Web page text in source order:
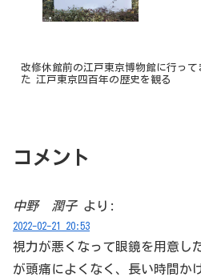
改修休館前の江戸東京博物館に行って
た 江戸東京四百年の歴史を観る
コメント
中野 潤子 より:
2022-02-21 20:53
視力が悪くなって眼鏡を用意し
が頭痛によくなく、長い時間か